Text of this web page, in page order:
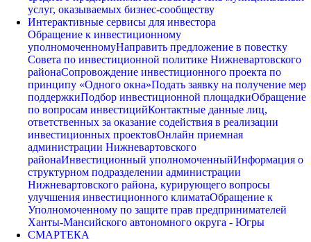
услуг, оказываемых бизнес-сообществу
Интерактивные сервисы для инвестора
Обращение к инвестиционному
уполномоченномуНаправить предложение в повестку
Совета по инвестиционной политике Нижневартовского
районаСопровождение инвестиционного проекта по
принципу «Одного окна»Подать заявку на получение мер
поддержкиПодбор инвестиционной площадкиОбращение
по вопросам инвестицийКонтактные данные лиц,
ответственных за оказание содействия в реализации
инвестиционных проектовОнлайн приемная
администрации Нижневартовского
районаИнвестиционный уполномоченныйИнформация о
структурном подразделении администрации
Нижневартовского района, курирующего вопросы
улучшения инвестиционного климатаОбращение к
Уполномоченному по защите прав предпринимателей
Ханты-Мансийского автономного округа - Югры
СМАРТЕКА